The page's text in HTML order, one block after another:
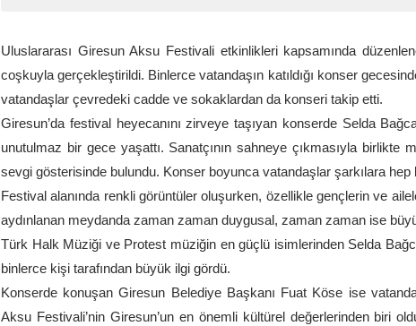
Uluslararası Giresun Aksu Festivali etkinlikleri kapsamında
coşkuyla gerçekleştirildi. Binlerce vatandaşın katıldığı konser
vatandaşlar çevredeki cadde ve sokaklardan da konseri takip etti.
Giresun’da festival heyecanını zirveye taşıyan konserde Selda
unutulmaz bir gece yaşattı. Sanatçının sahneye çıkmasıyla birlikte
sevgi gösterisinde bulundu. Konser boyunca vatandaşlar şarkılara hep
Festival alanında renkli görüntüler oluşurken, özellikle gençlerin ve
aydınlanan meydanda zaman zaman duygusal, zaman zaman ise
Türk Halk Müziği ve Protest müziğin en güçlü isimlerinden Selda
binlerce kişi tarafından büyük ilgi gördü.
Konserde konuşan Giresun Belediye Başkanı Fuat Köse ise
Aksu Festivali’nin Giresun’un en önemli kültürel değerlerinden biri